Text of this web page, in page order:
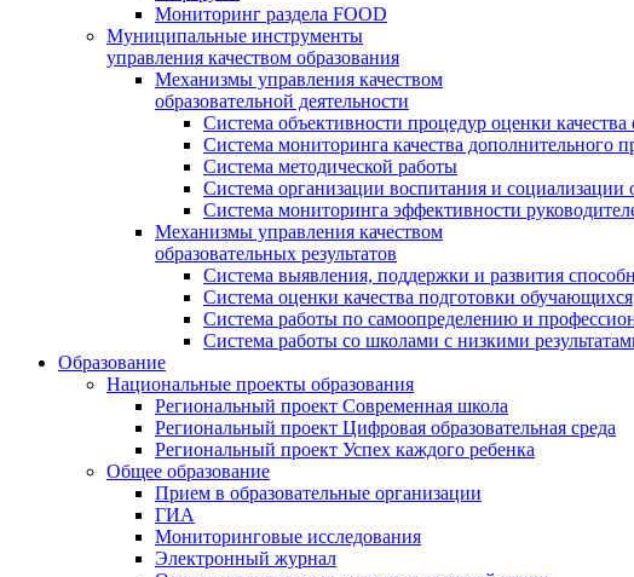
Мониторинг раздела FOOD
Муниципальные инструменты
управления качеством образования
Механизмы управления качеством
образовательной деятельности
Система объективности процедур оценки
Система мониторинга качества дополнительного
Система методической работы
Система организации воспитания и социализации
Система мониторинга эффективности
Механизмы управления качеством
образовательных результатов
Система выявления, поддержки и развития
Система оценки качества подготовки обучающихся
Система работы по самоопределению и
Система работы со школами с низкими
Образование
Национальные проекты образования
Региональный проект Современная школа
Региональный проект Цифровая образовательная среда
Региональный проект Успех каждого ребенка
Общее образование
Прием в образовательные организации
ГИА
Мониторинговые исследования
Электронный журнал